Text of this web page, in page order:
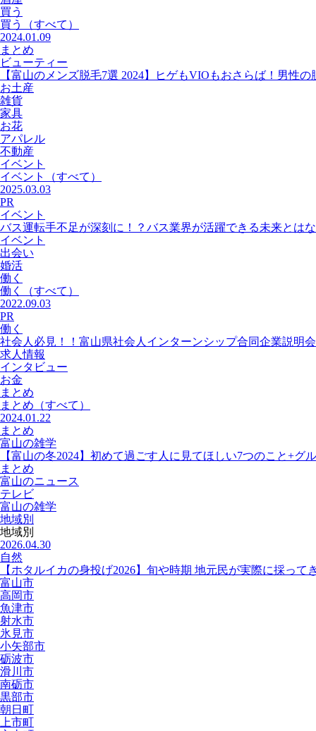
買う
買う
（すべて）
2024.01.09
まとめ
ビューティー
【富山のメンズ脱毛7選 2024】ヒゲもVIOもおさらば！男性
お土産
雑貨
家具
お花
アパレル
不動産
イベント
イベント
（すべて）
2025.03.03
PR
イベント
バス運転手不足が深刻に！？バス業界が活躍できる未来とは
イベント
出会い
婚活
働く
働く
（すべて）
2022.09.03
PR
働く
社会人必見！！富山県社会人インターンシップ合同企業説明会
求人情報
インタビュー
お金
まとめ
まとめ （すべて）
2024.01.22
まとめ
富山の雑学
【富山の冬2024】初めて過ごす人に見てほしい7つのこと+グ
まとめ
富山のニュース
テレビ
富山の雑学
地域別
地域別
2026.04.30
自然
【ホタルイカの身投げ2026】旬や時期 地元民が実際に採って
富山市
高岡市
魚津市
射水市
氷見市
小矢部市
砺波市
滑川市
南砺市
黒部市
朝日町
上市町